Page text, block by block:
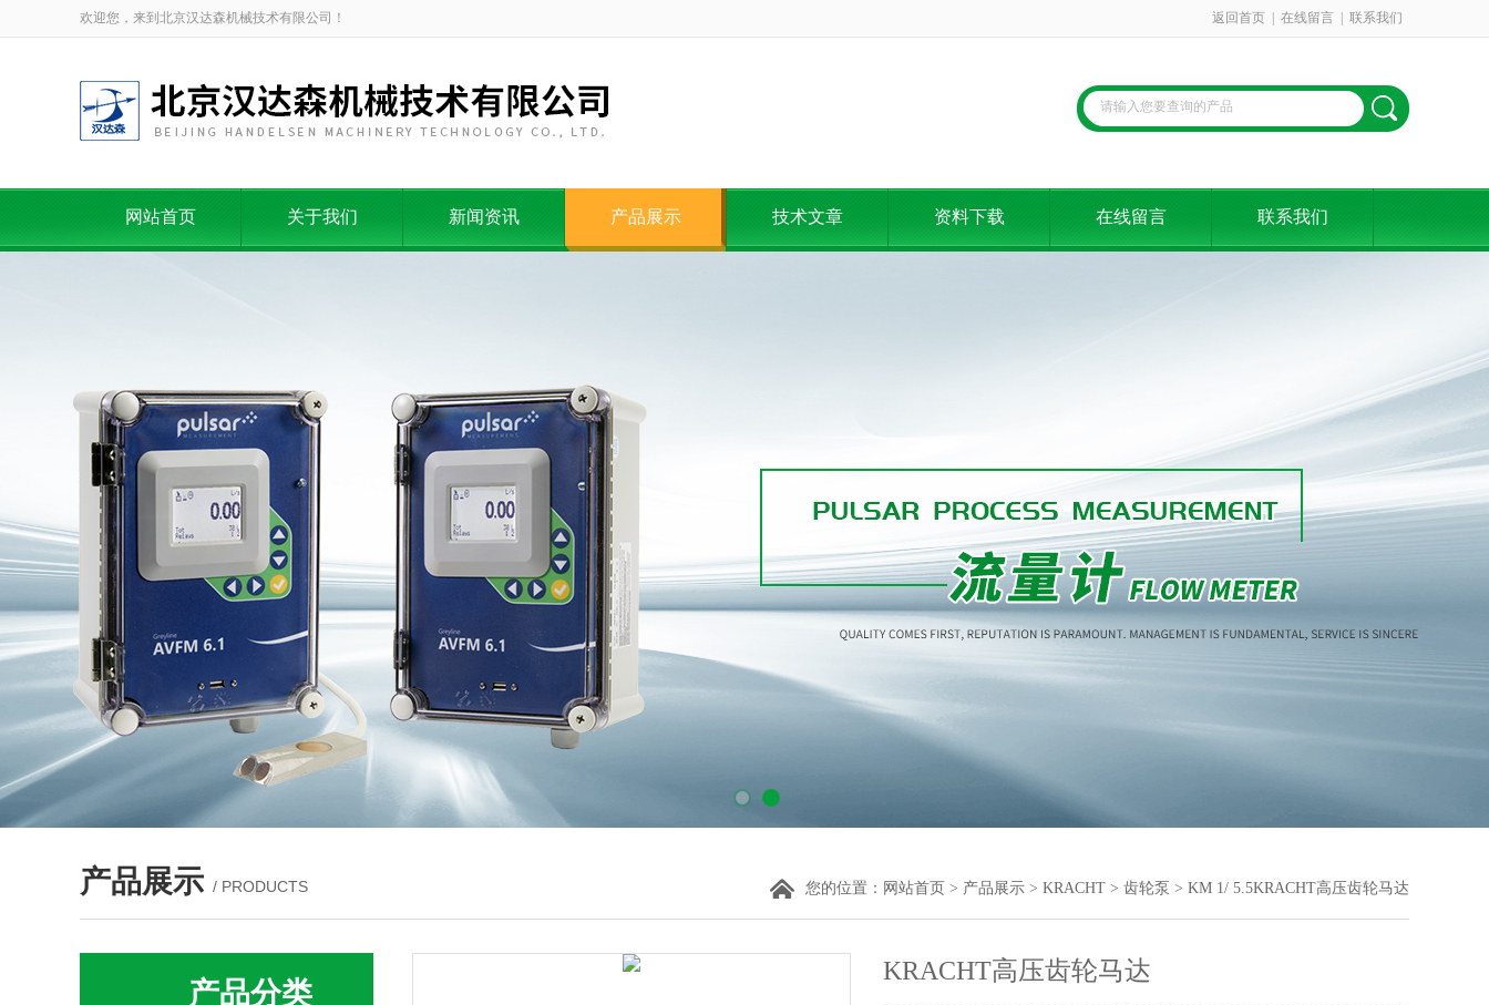
欢迎您，来到北京汉达森机械技术有限公司！ 返回首页 在线留言 联系我们
网站首页 关于我们 新闻资讯 产品展示 技术文章 资料下载 在线留言 联系我们
产品展示 / PRODUCTS 您的位置： 网站首页 > 产品展示 > KRACHT > 齿轮泵 > KM 1/ 5.5KRACHT高压齿轮马达
产品分类
KRACHT高压齿轮马达